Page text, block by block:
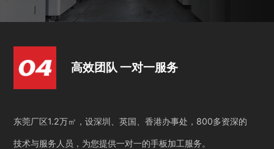
高效团队 一对一服务
东莞厂区1.2万㎡，设深圳、英国、香港办事处，800多资深的
技术与服务人员，为您提供一对一的手板加工服务。